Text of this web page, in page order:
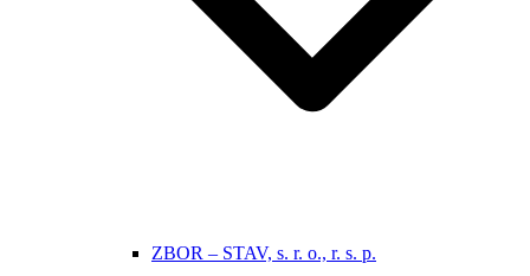
ZBOR – STAV, s. r. o., r. s. p.